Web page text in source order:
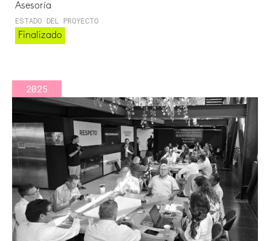
Asesoría
ESTADO DEL PROYECTO
Finalizado
2025